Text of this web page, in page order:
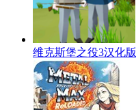
维克斯堡之役3汉化版